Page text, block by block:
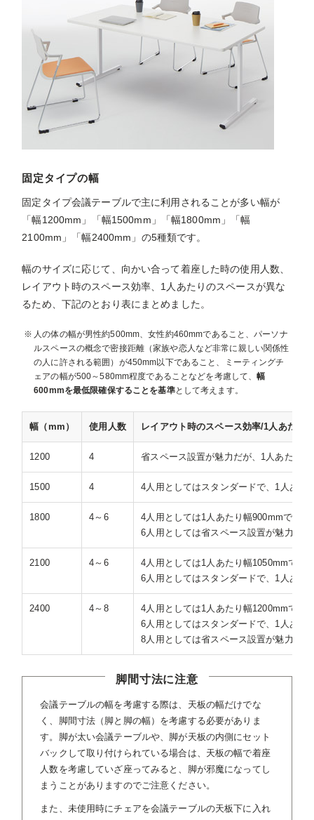
固定タイプの幅
固定タイプ会議テーブルで主に利用されることが多い幅が
「幅1200mm」「幅1500mm」「幅1800mm」「幅
2100mm」「幅2400mm」の5種類です。
幅のサイズに応じて、向かい合って着座した時の使用人数、
レイアウト時のスペース効率、1人あたりのスペースが異な
るため、下記のとおり表にまとめました。
人の体の幅が男性約500mm、女性約460mmであること、パーソナ
ルスペースの概念で密接距離（家族や恋人など非常に親しい関係性
の人に許される範囲）が450mm以下であること、ミーティングチ
ェアの幅が500～580mm程度であることなどを考慮して、幅
600mmを最低限確保することを基準として考えます。
幅（mm） 使用人数 レイアウト時のスペース効率/1人あたり
1200 4 省スペース設置が魅力だが、1人あたり
1500 4 4人用としてはスタンダードで、1人あた
1800 4～6
4人用としては1人あたり幅900mmでゆっ
6人用としては省スペース設置が魅力だ
2100 4～6
4人用としては1人あたり幅1050mmでか
6人用としてはスタンダードで、1人あた
2400 4～8
4人用としては1人あたり幅1200mmでか
6人用としてはスタンダードで、1人あた
8人用としては省スペース設置が魅力だ
脚間寸法に注意
会議テーブルの幅を考慮する際は、天板の幅だけでな
く、脚間寸法（脚と脚の幅）を考慮する必要がありま
す。脚が太い会議テーブルや、脚が天板の内側にセット
バックして取り付けられている場合は、天板の幅で着座
人数を考慮していざ座ってみると、脚が邪魔になってし
まうことがありますのでご注意ください。
また、未使用時にチェアを会議テーブルの天板下に入れ